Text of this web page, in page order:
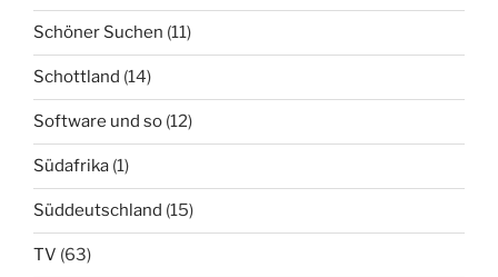
Schöner Suchen (11)
Schottland (14)
Software und so (12)
Südafrika (1)
Süddeutschland (15)
TV (63)